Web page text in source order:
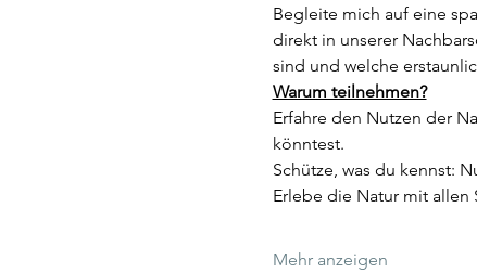
Begleite mich auf eine
direkt in unserer
sind und welche
Warum teilnehmen?
Erfahre den Nutzen der
könntest.
Schütze, was du kennst:
Erlebe die Natur mit allen
Mehr anzeigen